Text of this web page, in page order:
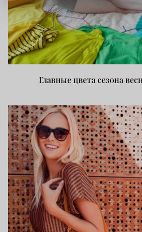
Главные цвета сезона